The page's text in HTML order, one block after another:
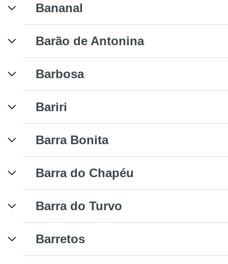
Bananal
Barão de Antonina
Barbosa
Bariri
Barra Bonita
Barra do Chapéu
Barra do Turvo
Barretos